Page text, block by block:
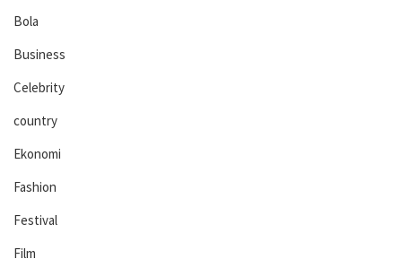
Bola
Business
Celebrity
country
Ekonomi
Fashion
Festival
Film